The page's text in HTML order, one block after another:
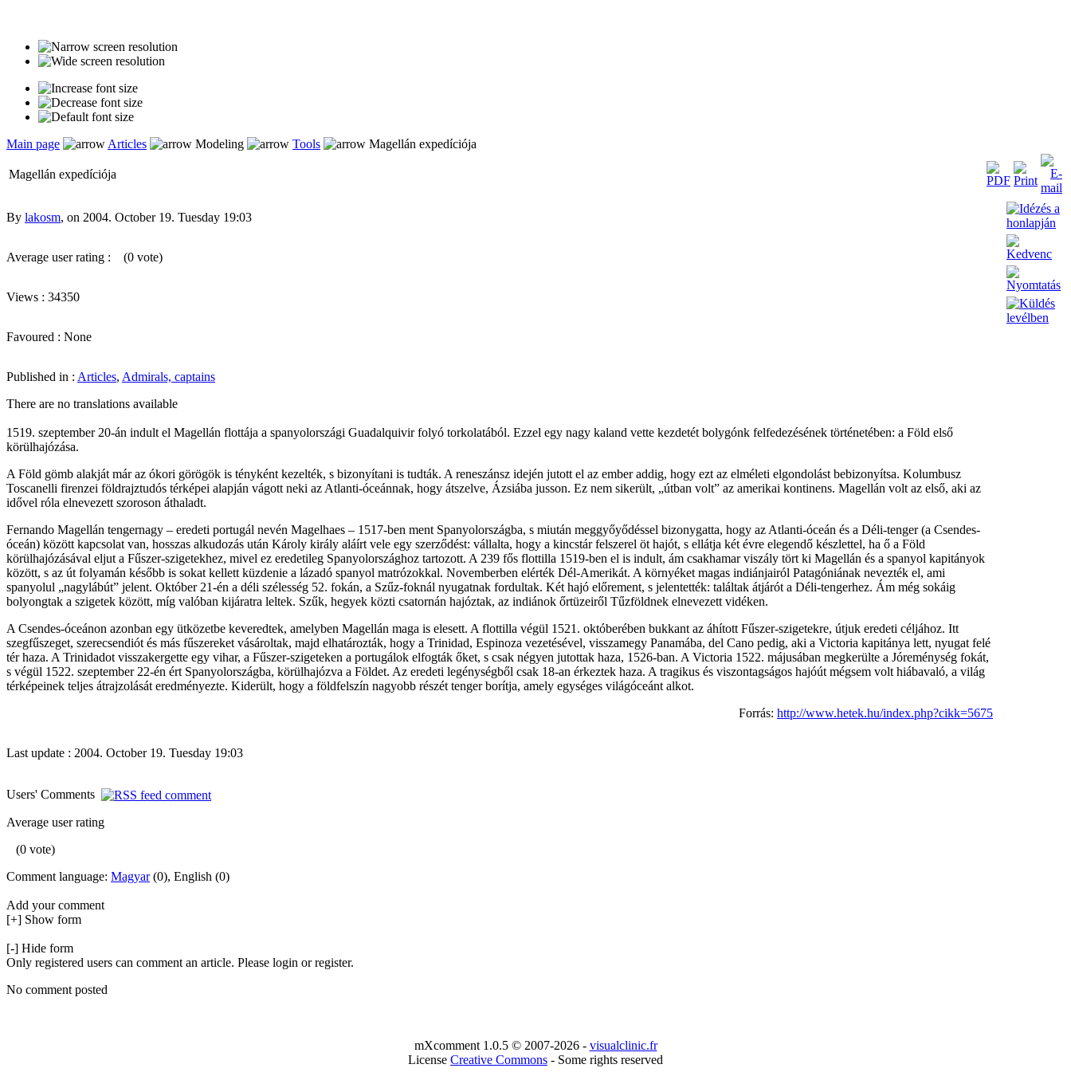
Main page Articles Modeling Tools Magellán expedíciója
Magellán expedíciója
By lakosm, on 2004. October 19. Tuesday 19:03
Average user rating : (0 vote)
Views : 34350
Favoured : None
Published in : Articles, Admirals, captains
There are no translations available
1519. szeptember 20-án indult el Magellán flottája a spanyolországi Guadalquivir folyó torkolatából. Ezzel egy nagy kaland vette kezdetét bolygónk felfedezésének történetében: a Föld első
körülhajózása.
A Föld gömb alakját már az ókori görögök is tényként kezelték, s bizonyítani is tudták. A reneszánsz idején jutott el az ember addig, hogy ezt az elméleti elgondolást bebizonyítsa. Kolumbusz
Toscanelli firenzei földrajztudós térképei alapján vágott neki az Atlanti-óceánnak, hogy átszelve, Ázsiába jusson. Ez nem sikerült, „útban volt” az amerikai kontinens. Magellán volt az első, aki az
idővel róla elnevezett szoroson áthaladt.
Fernando Magellán tengernagy – eredeti portugál nevén Magelhaes – 1517-ben ment Spanyolországba, s miután meggyőyődéssel bizonygatta, hogy az Atlanti-óceán és a Déli-tenger (a Csendes-
óceán) között kapcsolat van, hosszas alkudozás után Károly király aláírt vele egy szerződést: vállalta, hogy a kincstár felszerel öt hajót, s ellátja két évre elegendő készlettel, ha ő a Föld
körülhajózásával eljut a Fűszer-szigetekhez, mivel ez eredetileg Spanyolországhoz tartozott. A 239 fős flottilla 1519-ben el is indult, ám csakhamar viszály tört ki Magellán és a spanyol kapitányok
között, s az út folyamán később is sokat kellett küzdenie a lázadó spanyol matrózokkal. Novemberben elérték Dél-Amerikát. A környéket magas indiánjairól Patagóniának nevezték el, ami
spanyolul „nagylábút” jelent. Október 21-én a déli szélesség 52. fokán, a Szűz-foknál nyugatnak fordultak. Két hajó előrement, s jelentették: találtak átjárót a Déli-tengerhez. Ám még sokáig
bolyongtak a szigetek között, míg valóban kijáratra leltek. Szűk, hegyek közti csatornán hajóztak, az indiánok őrtüzeiről Tűzföldnek elnevezett vidéken.
A Csendes-óceánon azonban egy ütközetbe keveredtek, amelyben Magellán maga is elesett. A flottilla végül 1521. októberében bukkant az áhított Fűszer-szigetekre, útjuk eredeti céljához. Itt
szegfűszeget, szerecsendiót és más fűszereket vásároltak, majd elhatározták, hogy a Trinidad, Espinoza vezetésével, visszamegy Panamába, del Cano pedig, aki a Victoria kapitánya lett, nyugat felé
tér haza. A Trinidadot visszakergette egy vihar, a Fűszer-szigeteken a portugálok elfogták őket, s csak négyen jutottak haza, 1526-ban. A Victoria 1522. májusában megkerülte a Jóreménység fokát,
s végül 1522. szeptember 22-én ért Spanyolországba, körülhajózva a Földet. Az eredeti legénységből csak 18-an érkeztek haza. A tragikus és viszontagságos hajóút mégsem volt hiábavaló, a világ
térképeinek teljes átrajzolását eredményezte. Kiderült, hogy a földfelszín nagyobb részét tenger borítja, amely egységes világóceánt alkot.
Forrás: http://www.hetek.hu/index.php?cikk=5675
Last update : 2004. October 19. Tuesday 19:03
Users' Comments
Average user rating
(0 vote)
Comment language: Magyar(0), English (0)
Add your comment
[+] Show form
[-] Hide form
Only registered users can comment an article. Please login or register.
No comment posted
mXcomment 1.0.5 © 2007-2026 - visualclinic.fr
License Creative Commons - Some rights reserved